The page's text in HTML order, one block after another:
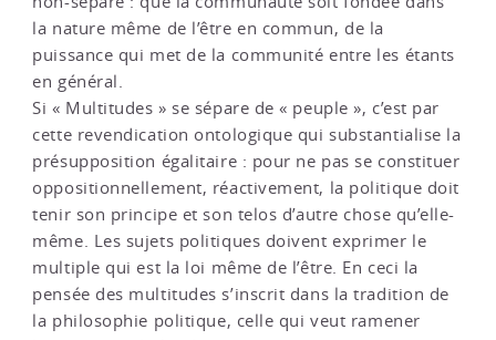
la nature même de l’être en commun, de la
puissance qui met de la communité entre les étants
en général.
Si « Multitudes » se sépare de « peuple », c’est par
cette revendication ontologique qui substantialise la
présupposition égalitaire : pour ne pas se constituer
oppositionnellement, réactivement, la politique doit
tenir son principe et son telos d’autre chose qu’elle-
même. Les sujets politiques doivent exprimer le
multiple qui est la loi même de l’être. En ceci la
pensée des multitudes s’inscrit dans la tradition de
la philosophie politique, celle qui veut ramener